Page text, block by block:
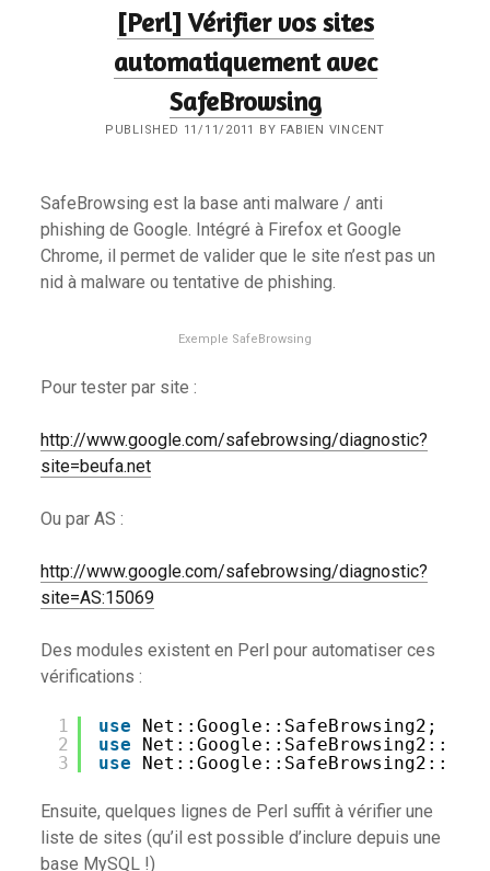
[Perl] Vérifier vos sites
automatiquement avec
SafeBrowsing
PUBLISHED 11/11/2011 BY FABIEN VINCENT
SafeBrowsing est la base anti malware / anti
phishing de Google. Intégré à Firefox et Google
Chrome, il permet de valider que le site n’est pas un
nid à malware ou tentative de phishing.
Exemple SafeBrowsing
Pour tester par site :
http://www.google.com/safebrowsing/diagnostic?
site=beufa.net
Ou par AS :
http://www.google.com/safebrowsing/diagnostic?
site=AS:15069
Des modules existent en Perl pour automatiser ces
vérifications :
1
2
3
use
Net::Google::SafeBrowsing2;
use
use
Ensuite, quelques lignes de Perl suffit à vérifier une
liste de sites (qu’il est possible d’inclure depuis une
base MySQL !)